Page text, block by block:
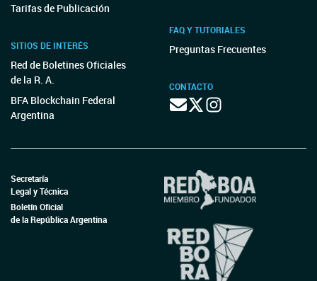
Tarifas de Publicación
SITIOS DE INTERÉS
Red de Boletines Oficiales
de la R. A.
BFA Blockchain Federal
Argentina
FAQ Y TUTORIALES
Preguntas Frecuentes
CONTACTO
Secretaría
Legal y Técnica
Boletín Oficial
de la República Argentina